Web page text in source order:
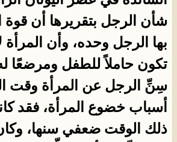
شأن الرجل بتقريرها أن
بها الرجل وحده، وأن المرأة
تكون حاملاً للطفل ومرضعًا
سِنِّ الرجل عن المرأة وقت
أسباب خضوع المرأة، فقد
ذلك الوقت ضعفي سنها،